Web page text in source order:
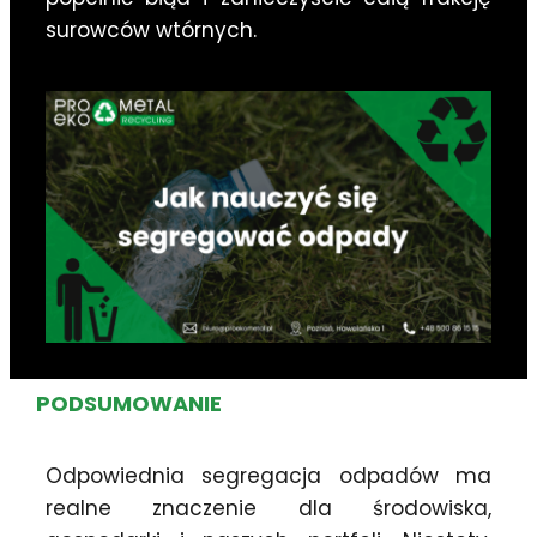
surowców wtórnych.
PODSUMOWANIE
Odpowiednia segregacja odpadów ma
realne znaczenie dla środowiska,